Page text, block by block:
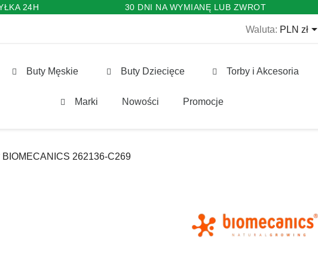
24H 30 DNI NA WYMIANĘ LUB ZWROT
Waluta: PLN zł
Buty Męskie Buty Dziecięce Torby i Akcesoria
Marki Nowości Promocje
BIOMECANICS 262136-C269